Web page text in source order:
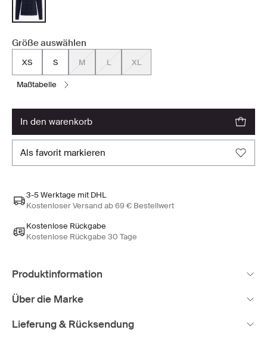
Größe auswählen
XS S M L XL
maßtabelle
in den warenkorb
als favorit markieren
3-5 Werktage mit DHL
Kostenloser Versand ab 69 € Bestellwert
Kostenlose Rückgabe
Kostenlose Rückgabe 30 Tage
Produktinformation
Über die Marke
Lieferung & Rücksendung